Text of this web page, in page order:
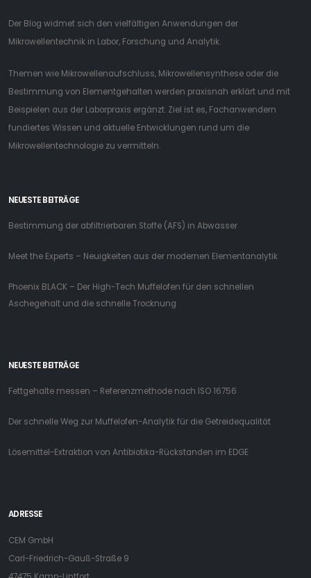
Der Blog widmet sich den vielfältigen Anwendungen der
Mikrowellentechnik in Labor, Forschung und Analytik.
Themen wie Mikrowellenaufschluss, Mikrowellensynthese oder die
Bestimmung von Elementgehalten werden praxisnah erklärt und mit
Beispielen aus der Laborpraxis ergänzt. Ziel ist es, Fachanwendern
fundiertes Wissen und aktuelle Entwicklungen rund um die
Mikrowellentechnologie zu vermitteln.
NEUESTE BEITRÄGE
Bestimmung der abfiltrierbaren Stoffe (AFS) in Abwasser
Meet the Experts – Neuigkeiten aus der modernen Elementanalytik
Phoenix BLACK – Der High-Tech Muffelofen für den schnellen
Aschegehalt und die schnelle Trocknung
NEUESTE BEITRÄGE
Fettgehalte messen – Referenzmethode nach ISO 16756
Der schnelle Weg zur Muffelofen-Analytik für die Getreidequalität
Lösemittel-Extraktion von Antibiotika-Rückstanden im EDGE
ADRESSE
CEM GmbH
Carl-Friedrich-Gauß-Straße 9